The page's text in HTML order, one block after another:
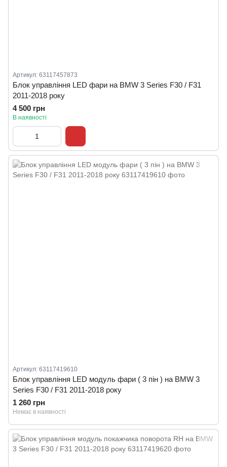
Артикул: 63117457873
Блок управління LED фари на BMW 3 Series F30 / F31
2011-2018 року
4 500 грн
В наявності
Артикул: 63117419610
Блок управління LED модуль фари ( 3 пін ) на BMW 3
Series F30 / F31 2011-2018 року
1 260 грн
Немає в наявності